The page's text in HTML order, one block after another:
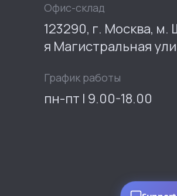
Офис-склад
123290, г. Москва, м.
я Магистральная
График работы
пн-пт | 9.00-18.00